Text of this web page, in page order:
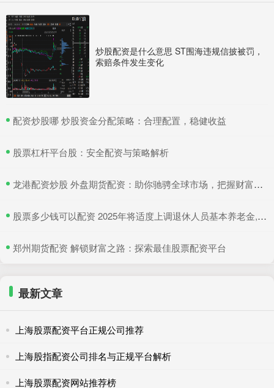
炒股配资是什么意思 ST围海违规信披被罚，
索赔条件发生变化
​配资炒股哪 炒股资金分配策略：合理配置，稳健收益
​股票杠杆平台股：安全配资与策略解析
​龙港配资炒股 外盘期货配资：助你驰骋全球市场，把握财富机遇
​股票多少钱可以配资 2025年将适度上调退休人员基本养老金, 4类人将会受益!
​郑州期货配资 解锁财富之路：探索最佳股票配资平台
最新文章
上海股票配资平台正规公司推荐
上海股指配资公司排名与正规平台解析
上海股票配资网站推荐榜